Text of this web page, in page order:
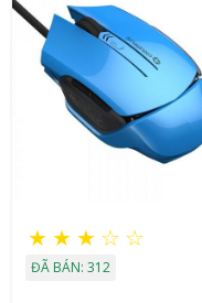
★ ★ ★ ☆ ☆
ĐÃ BÁN: 312